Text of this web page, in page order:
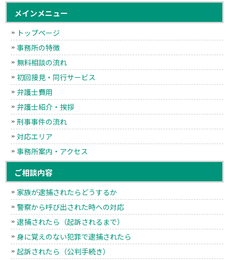
メインメニュー
トップページ
事務所の特徴
無料相談の流れ
初回接見・同行サービス
弁護士費用
弁護士紹介・挨拶
刑事事件の流れ
対応エリア
事務所案内・アクセス
ご相談内容
家族が逮捕されたらどうするか
警察から呼び出された時への対応
逮捕されたら（起訴されるまで）
身に覚えのない犯罪で逮捕されたら
起訴されたら（公判手続き）